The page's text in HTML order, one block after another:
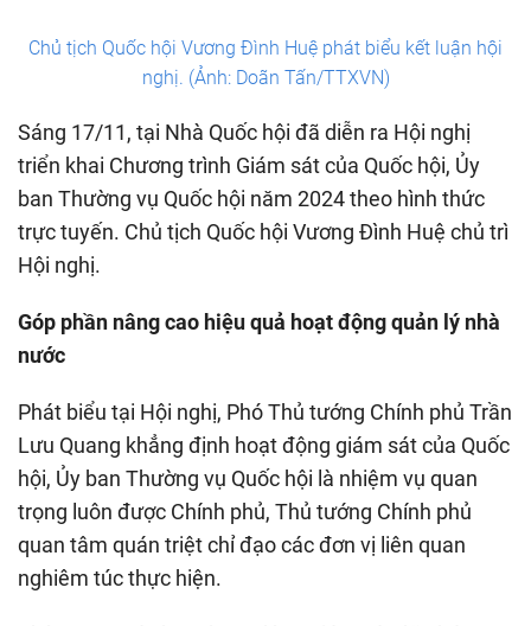
Chủ tịch Quốc hội Vương Đình Huệ phát biểu kết luận hội
nghị. (Ảnh: Doãn Tấn/TTXVN)
Sáng 17/11, tại Nhà Quốc hội đã diễn ra Hội nghị
triển khai Chương trình Giám sát của Quốc hội, Ủy
ban Thường vụ Quốc hội năm 2024 theo hình thức
trực tuyến. Chủ tịch Quốc hội Vương Đình Huệ chủ trì
Hội nghị.
Góp phần nâng cao hiệu quả hoạt động quản lý nhà
nước
Phát biểu tại Hội nghị, Phó Thủ tướng Chính phủ Trần
Lưu Quang khẳng định hoạt động giám sát của Quốc
hội, Ủy ban Thường vụ Quốc hội là nhiệm vụ quan
trọng luôn được Chính phủ, Thủ tướng Chính phủ
quan tâm quán triệt chỉ đạo các đơn vị liên quan
nghiêm túc thực hiện.